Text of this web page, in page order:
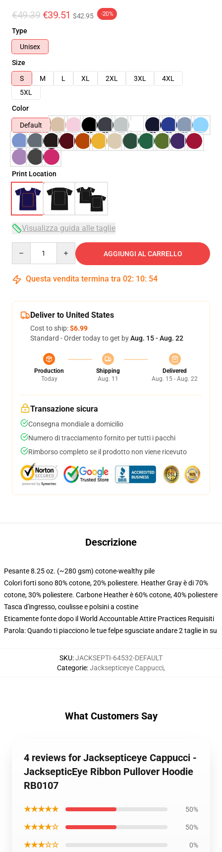
€49.39 €39.51 $42.95 -20%
Type
Unisex
Size
S
M L XL 2XL 3XL
4XL
5XL
Color
Default
Print Location
Visualizza guida alle taglie
AGGIUNGI AL CARRELLO
Questa vendita termina tra 02: 10: 54
Deliver to United States
Cost to ship:$6.99
Standard - Order today to get byAug. 15 - Aug. 22
Production
Today
Shipping
Aug. 11
Delivered
Aug. 15 - Aug. 22
Transazione sicura
Consegna mondiale a domicilio
Numero di tracciamento fornito per tutti i pacchi
Rimborso completo se il prodotto non viene ricevuto
Descrizione
Pesante 8.25 oz. (~280 gsm) cotone-wealthy pile
Colori forti sono 80% cotone, 20% poliestere. Heather Gray è di 70%
cotone, 30% poliestere. Carbone Heather è 60% cotone, 40% poliestere
Tasca d'ingresso, coulisse e polsini a costine
Eticamente fonte dopo il World Accountable Attire Practices Requisiti
Parola: Quando ti piacciono le tue felpe sgusciate andare 2 taglie in su
SKU:JACKSEPTI-64532-DEFAULT
Categorie:Jacksepticeye Cappucci,
What Customers Say
4 reviews for Jacksepticeye Cappucci -
JacksepticEye Ribbon Pullover Hoodie
RB0107
★★★★★ 50%
★★★★☆ 50%
★★★☆☆ 0%